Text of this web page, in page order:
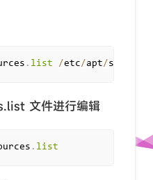
. list /etc/ apt/ sources
文件进行编辑
. list